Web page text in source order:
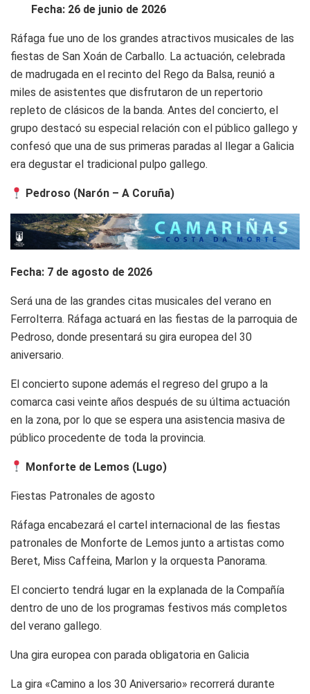
Fecha: 26 de junio de 2026
Ráfaga fue uno de los grandes atractivos musicales de las
fiestas de San Xoán de Carballo. La actuación, celebrada
de madrugada en el recinto del Rego da Balsa, reunió a
miles de asistentes que disfrutaron de un repertorio
repleto de clásicos de la banda. Antes del concierto, el
grupo destacó su especial relación con el público gallego y
confesó que una de sus primeras paradas al llegar a Galicia
era degustar el tradicional pulpo gallego.
Pedroso (Narón – A Coruña)
Fecha: 7 de agosto de 2026
Será una de las grandes citas musicales del verano en
Ferrolterra. Ráfaga actuará en las fiestas de la parroquia de
Pedroso, donde presentará su gira europea del 30
aniversario.
El concierto supone además el regreso del grupo a la
comarca casi veinte años después de su última actuación
en la zona, por lo que se espera una asistencia masiva de
público procedente de toda la provincia.
Monforte de Lemos (Lugo)
Fiestas Patronales de agosto
Ráfaga encabezará el cartel internacional de las fiestas
patronales de Monforte de Lemos junto a artistas como
Beret, Miss Caffeina, Marlon y la orquesta Panorama.
El concierto tendrá lugar en la explanada de la Compañía
dentro de uno de los programas festivos más completos
del verano gallego.
Una gira europea con parada obligatoria en Galicia
La gira «Camino a los 30 Aniversario» recorrerá durante